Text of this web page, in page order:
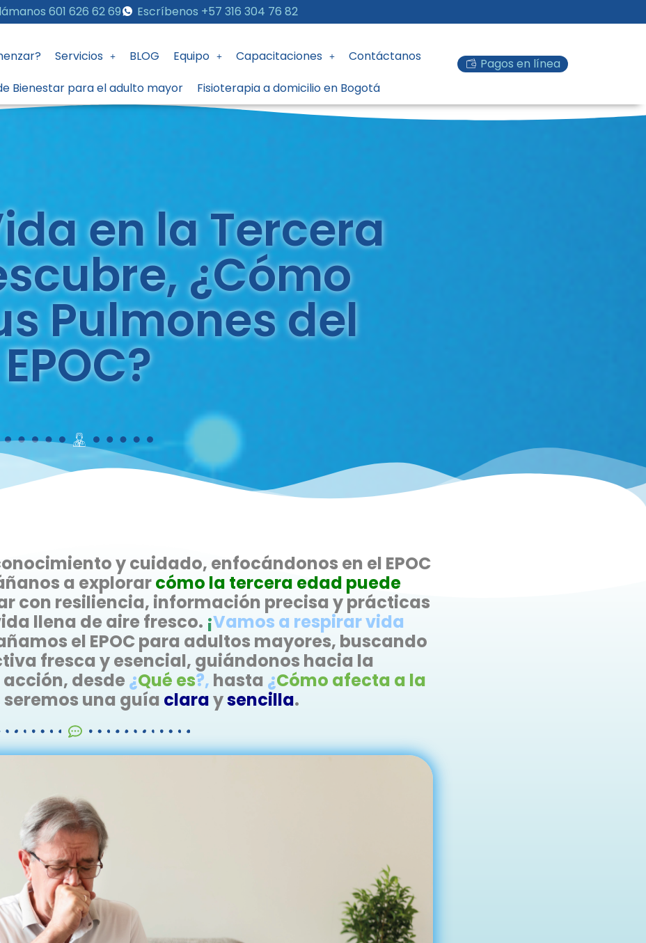
601 626 62 69 Escríbenos +57 316 304 76 82
Servicios BLOG Equipo Capacitaciones
Contáctanos
Bienestar para el adulto mayor
Fisioterapia a domicilio en Bogotá
Pagos en línea
en la Tercera
¿Cómo
Pulmones del
EPOC?
y cuidado, enfocándonos en el EPOC
a explorarcómo la tercera edad puede
con resiliencia, información precisa y prácticas
llena de aire fresco. ¡Vamos a respirar vida
el EPOC para adultos mayores, buscando
fresca y esencial, guiándonos hacia la
acción, desde ¿Qué es?, hasta ¿Cómo afecta a la
seremos una guía claraysencilla.